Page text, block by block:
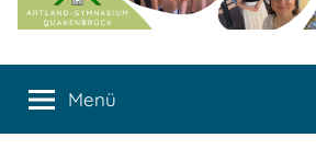
Artland-
Gymnasium
Quakenbrück
Menü